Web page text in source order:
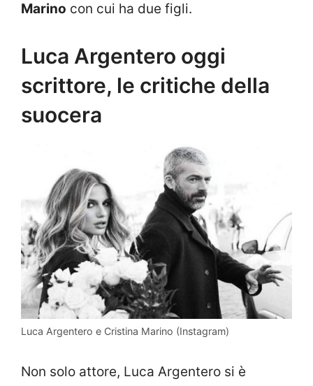
Marino con cui ha due figli.
Luca Argentero oggi
scrittore, le critiche della
suocera
Luca Argentero e Cristina Marino (Instagram)
Non solo attore, Luca Argentero si è